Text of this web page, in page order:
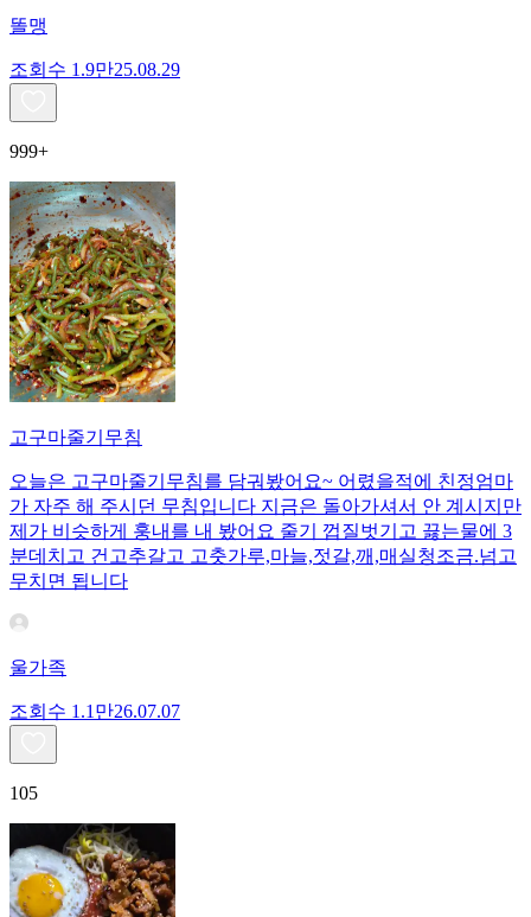
똘맹
조회수 1.9만25.08.29
999+
고구마줄기무침
오늘은 고구마줄기무침를 담궈봤어요~ 어렸을적에 친정엄마
가 자주 해 주시던 무침입니다 지금은 돌아가셔서 안 계시지만
제가 비슷하게 훙내를 내 봤어요 줄기 껍질벗기고 끓는물에 3
분데치고 건고추갈고 고춧가루,마늘,젓갈,깨,매실청조금.넘고
무치면 됩니다
울가족
조회수 1.1만26.07.07
105